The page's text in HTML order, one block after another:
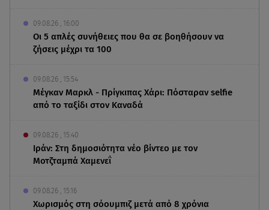
09.08.26 , 16:00
Οι 5 απλές συνήθειες που θα σε βοηθήσουν να
ζήσεις μέχρι τα 100
09.08.26 , 15:54
Μέγκαν Μαρκλ - Πρίγκιπας Χάρι: Πόσταραν selfie
από το ταξίδι στον Καναδά
09.08.26 , 15:40
Ιράν: Στη δημοσιότητα νέο βίντεο με τον
Μοτζταμπά Χαμενεΐ
09.08.26 , 15:16
Χωρισμός στη σόουμπιζ μετά από 8 χρόνια